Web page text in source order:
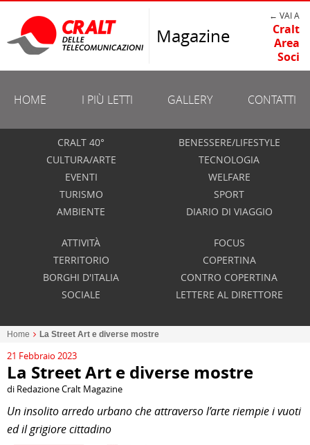
Magazine
← VAI A
Cralt
Area
Soci
HOME I PIÙ LETTI GALLERY CONTATTI
CRALT 40°
CULTURA/ARTE
EVENTI
TURISMO
AMBIENTE
BENESSERE/LIFESTYLE
TECNOLOGIA
WELFARE
SPORT
DIARIO DI VIAGGIO
ATTIVITÀ
TERRITORIO
BORGHI D'ITALIA
SOCIALE
FOCUS
COPERTINA
CONTRO COPERTINA
LETTERE AL DIRETTORE
Home La Street Art e diverse mostre
21 Febbraio 2023
La Street Art e diverse mostre
di Redazione Cralt Magazine
Un insolito arredo urbano che attraverso l’arte riempie i vuoti
ed il grigiore cittadino